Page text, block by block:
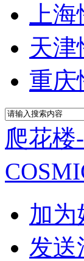
上
天津
重庆
爬花
加为
发送